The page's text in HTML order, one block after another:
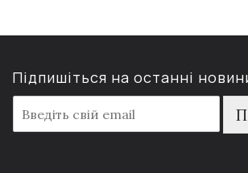
Підпишіться на останні
m
a